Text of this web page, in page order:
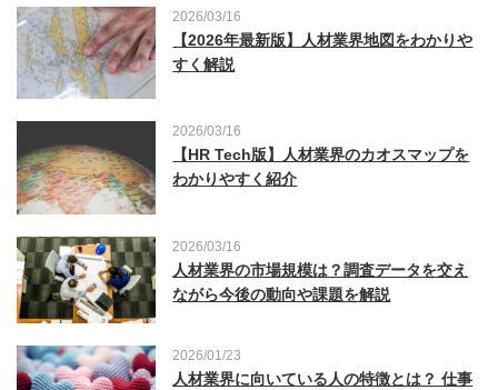
2026/03/16
【2026年最新版】人材業界地図をわかりや
すく解説
2026/03/16
【HR Tech版】人材業界のカオスマップを
わかりやすく紹介
2026/03/16
人材業界の市場規模は？調査データを交え
ながら今後の動向や課題を解説
2026/01/23
人材業界に向いている人の特徴とは？ 仕事